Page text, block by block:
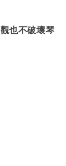
也不破壞琴